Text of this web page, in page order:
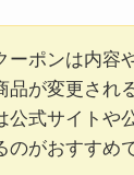
ーポンは内容
品が変更され
公式サイトや
のがおすすめ